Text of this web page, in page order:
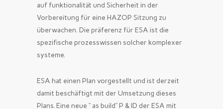
auf funktionalität und Sicherheit in der
Vorbereitung für eine HAZOP Sitzung zu
überwachen. Die präferenz für ESA ist die
spezifische prozesswissen solcher komplexer
systeme.
ESA hat einen Plan vorgestellt und ist derzeit
damit beschäftigt mit der Umsetzung dieses
Plans. Eine neue “ as build“ P & ID der ESA mit